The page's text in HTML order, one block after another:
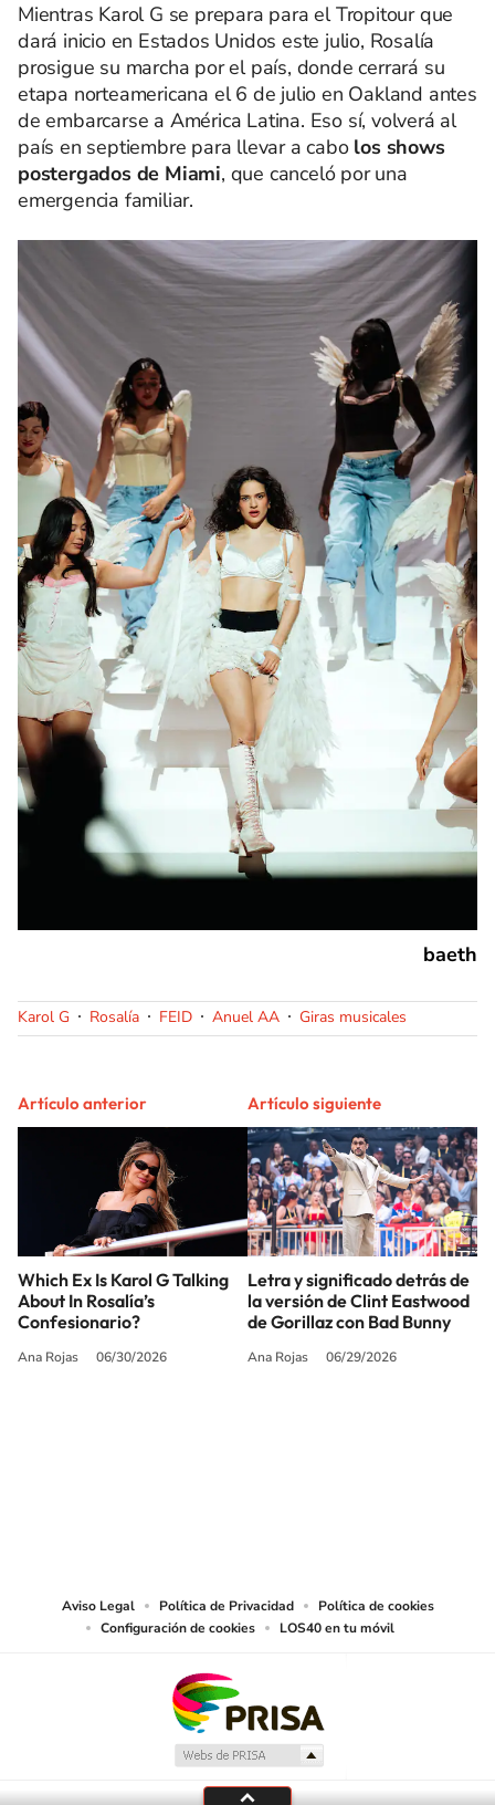
Mientras Karol G se prepara para el Tropitour que
dará inicio en Estados Unidos este julio, Rosalía
prosigue su marcha por el país, donde cerrará su
etapa norteamericana el 6 de julio en Oakland antes
de embarcarse a América Latina. Eso sí, volverá al
país en septiembre para llevar a cabo los shows
postergados de Miami, que canceló por una
emergencia familiar.
baeth
Karol G Rosalía FEID Anuel AA Giras musicales
Artículo anterior
Which Ex Is Karol G Talking
About In Rosalía’s
Confesionario?
Ana Rojas 06/30/2026
Artículo siguiente
Letra y significado detrás de
la versión de Clint Eastwood
de Gorillaz con Bad Bunny
Ana Rojas 06/29/2026
Aviso Legal Política de Privacidad
Política de cookies
Configuración de cookies
LOS40 en tu móvil